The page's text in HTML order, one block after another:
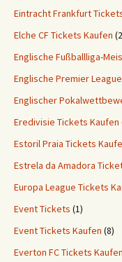
Eintracht Frankfurt
Elche CF Tickets Kaufen
Englische Fußballliga-
Englische Premier
Englischer
Eredivisie Tickets Kaufen
Estoril Praia Tickets
Estrela da Amadora
Europa League Tickets
Event Tickets (1)
Event Tickets Kaufen (8)
Everton FC Tickets Kaufen